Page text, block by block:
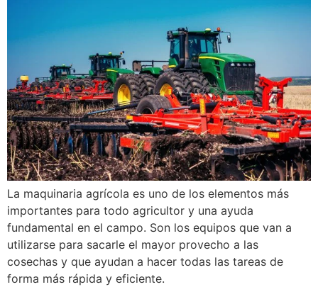
La maquinaria agrícola es uno de los elementos más
importantes para todo agricultor y una ayuda
fundamental en el campo. Son los equipos que van a
utilizarse para sacarle el mayor provecho a las
cosechas y que ayudan a hacer todas las tareas de
forma más rápida y eficiente.